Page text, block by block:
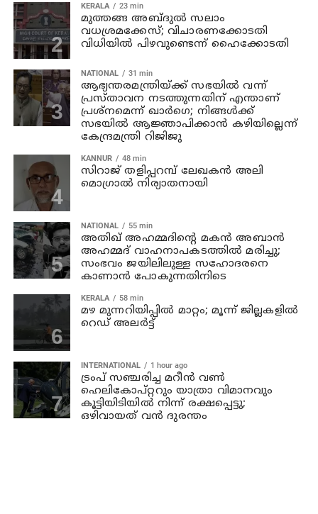
KERALA 23 min
മുത്തങ്ങ അബ്ദുല്‍ സലാം
വധശ്രമക്കേസ്; വിചാരണക്കോടതി
വിധിയില്‍ പിഴവുണ്ടെന്ന് ഹൈക്കോടതി
NATIONAL 31 min
ആഭ്യന്തരമന്ത്രിയ്ക്ക് സഭയില്‍ വന്ന്
പ്രസ്താവന നടത്തുന്നതിന് എന്താണ്
പ്രശ്‌നമെന്ന് ഖാര്‍ഗെ; നിങ്ങള്‍ക്ക്
സഭയില്‍ ആജ്ഞാപിക്കാന്‍ കഴിയില്ലെന്ന്
കേന്ദ്രമന്ത്രി റിജിജു
KANNUR 48 min
സിറാജ് തളിപ്പറമ്പ് ലേഖകൻ അലി
മൊഗ്രാൽ നിര്യാതനായി
NATIONAL 55 min
അതിഖ് അഹമ്മദിന്റെ മകന്‍ അബാന്‍
അഹമ്മദ് വാഹനാപകടത്തില്‍ മരിച്ചു;
സംഭവം ജയിലിലുള്ള സഹോദരനെ
കാണാന്‍ പോകുന്നതിനിടെ
KERALA 58 min
മഴ മുന്നറിയിപ്പില്‍ മാറ്റം; മൂന്ന് ജില്ലകളില്‍
റെഡ് അലര്‍ട്ട്
INTERNATIONAL 1 hour ago
ട്രംപ് സഞ്ചരിച്ച മറീൻ വൺ
ഹെലികോപ്റ്ററും യാത്രാ വിമാനവും
കൂട്ടിയിടിയിൽ നിന്ന് രക്ഷപ്പെട്ടു;
ഒഴിവായത് വൻ ദുരന്തം